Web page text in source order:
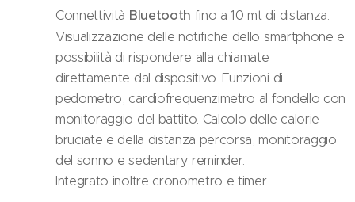
Connettività Bluetooth fino a 10 mt di distanza.
Visualizzazione delle notifiche dello smartphone e
possibilità di rispondere alla chiamate
direttamente dal dispositivo. Funzioni di
pedometro, cardiofrequenzimetro al fondello con
monitoraggio del battito. Calcolo delle calorie
bruciate e della distanza percorsa, monitoraggio
del sonno e sedentary reminder.
Integrato inoltre cronometro e timer.